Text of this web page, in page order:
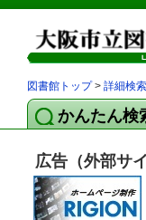
図書館トップ> 詳細検索
かんたん検
広告（外部サ